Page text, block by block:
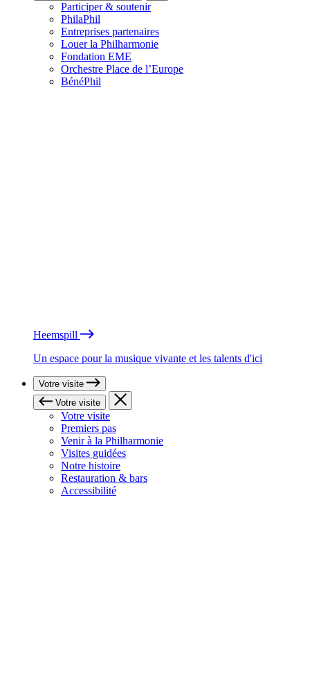
Participer & soutenir
PhilaPhil
Entreprises partenaires
Louer la Philharmonie
Fondation EME
Orchestre Place de l’Europe
BénéPhil
Heemspill
Un espace pour la musique vivante et les talents d'ici
Votre visite
Votre visite
Votre visite
Premiers pas
Venir à la Philharmonie
Visites guidées
Notre histoire
Restauration & bars
Accessibilité